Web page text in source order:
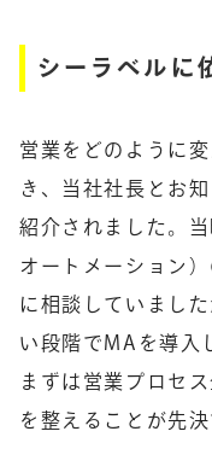
シーラベルに
営業をどのように
き、当社社長とお
紹介されました。
オートメーション
に相談していまし
い段階でMAを導入
まずは営業プロセ
を整えることが先